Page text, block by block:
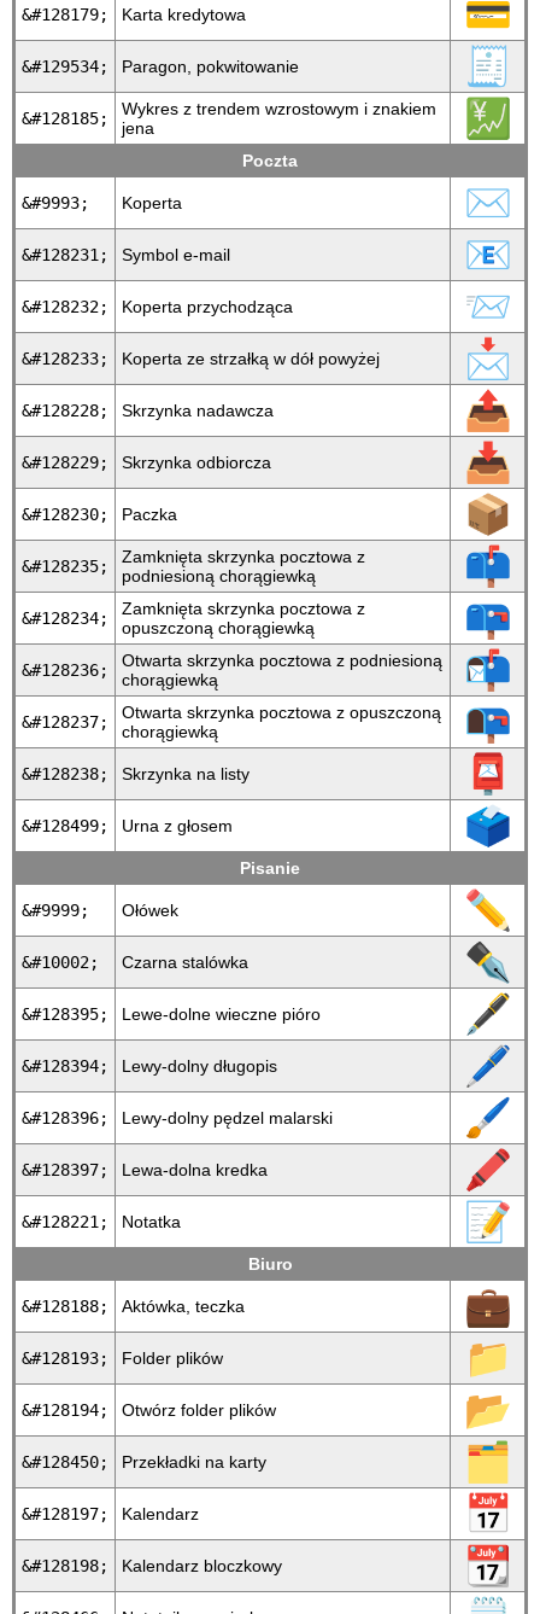
&#128179; Karta kredytowa 💳
&#129534; Paragon, pokwitowanie 🧾
&#128185;
Wykres z trendem wzrostowym i znakiem
jena
💹
Poczta
&#9993; Koperta ✉
&#128231; Symbol e-mail 📧
&#128232; Koperta przychodząca 📨
&#128233; Koperta ze strzałką w dół powyżej 📩
&#128228; Skrzynka nadawcza 📤
&#128229; Skrzynka odbiorcza 📥
&#128230; Paczka 📦
&#128235;
Zamknięta skrzynka pocztowa z
podniesioną chorągiewką
📫
&#128234;
Zamknięta skrzynka pocztowa z
opuszczoną chorągiewką
📪
&#128236;
Otwarta skrzynka pocztowa z podniesioną
chorągiewką
📬
&#128237;
Otwarta skrzynka pocztowa z opuszczoną
chorągiewką
📭
&#128238; Skrzynka na listy 📮
&#128499; Urna z głosem 🗳
Pisanie
&#9999; Ołówek ✏
&#10002; Czarna stalówka ✒
&#128395; Lewe-dolne wieczne pióro 🖋
&#128394; Lewy-dolny długopis 🖊
&#128396; Lewy-dolny pędzel malarski 🖌
&#128397; Lewa-dolna kredka 🖍
&#128221; Notatka 📝
Biuro
&#128188; Aktówka, teczka 💼
&#128193; Folder plików 📁
&#128194; Otwórz folder plików 📂
&#128450; Przekładki na karty 🗂
&#128197; Kalendarz 📅
&#128198; Kalendarz bloczkowy 📆